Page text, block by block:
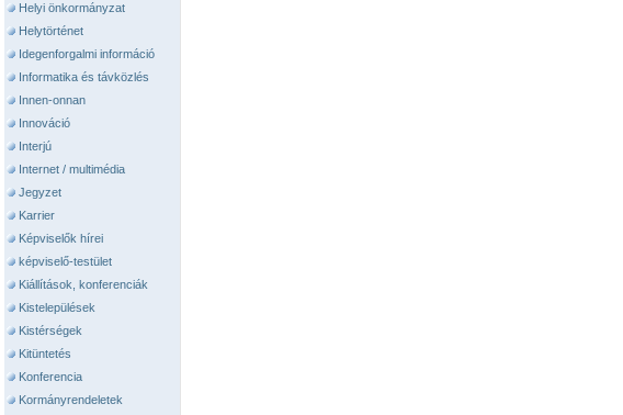
Helyi önkormányzat
Helytörténet
Idegenforgalmi információ
Informatika és távközlés
Innen-onnan
Innováció
Interjú
Internet / multimédia
Jegyzet
Karrier
Képviselők hírei
képviselő-testület
Kiállítások, konferenciák
Kistelepülések
Kistérségek
Kitüntetés
Konferencia
Kormányrendeletek